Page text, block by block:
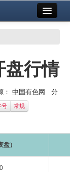
盘行情
： 中国有色网 分
号 常规
）